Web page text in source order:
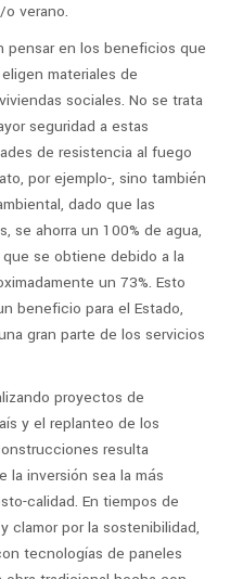
verano.
pensar en los beneficios que
materiales de
sociales. No se trata
seguridad a estas
de resistencia al fuego
por ejemplo-, sino también
dado que las
se ahorra un 100% de agua,
se obtiene debido a la
un 73%. Esto
beneficio para el Estado,
gran parte de los servicios
proyectos de
y el replanteo de los
resulta
la inversión sea la más
calidad. En tiempos de
clamor por la sostenibilidad,
tecnologías de paneles